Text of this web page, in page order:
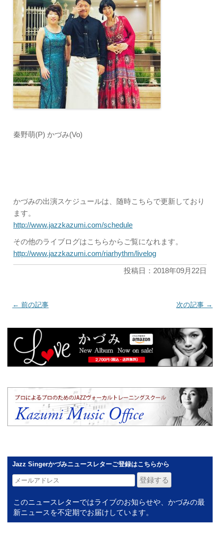
秦野萌(P) かづみ(Vo)
かづみの出演スケジュールは、随時こちらで更新しており
ます。
http://www.jazzkazumi.com/schedule
その他のライブログはこちらからご覧になれます。
http://www.jazzkazumi.com/riarhythm/livelog
投稿日：2018年09月22日
← 前の記事 次の記事 →
Jazz Singerかづみニュースレターご登録はこちらから
このニュースレターではライブのお知らせや、かづみの最
新ニュースを不定期でお届けしています。